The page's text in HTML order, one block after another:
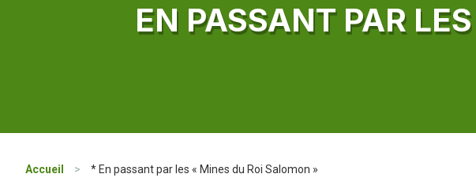
EN PASSANT PAR
Accueil > * En passant par les « Mines du Roi Salomon »